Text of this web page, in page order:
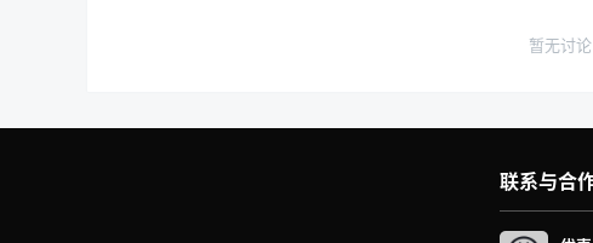
暂无讨
联系与合